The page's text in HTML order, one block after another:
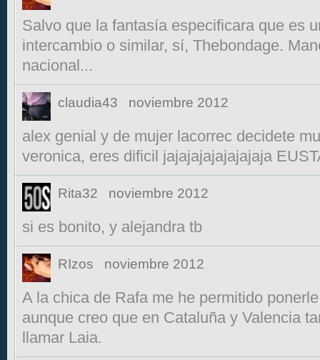
Salvo que la fantasía especificara que es
intercambio o similar, sí, Thebondage.
nacional...
claudia43 noviembre 2012
alex genial y de mujer lacorrec decidete
veronica, eres dificil jajajajajajajajaja
Rita32 noviembre 2012
si es bonito, y alejandra tb
RIzos noviembre 2012
A la chica de Rafa me he permitido
aunque creo que en Cataluña y Valencia
llamar Laia.